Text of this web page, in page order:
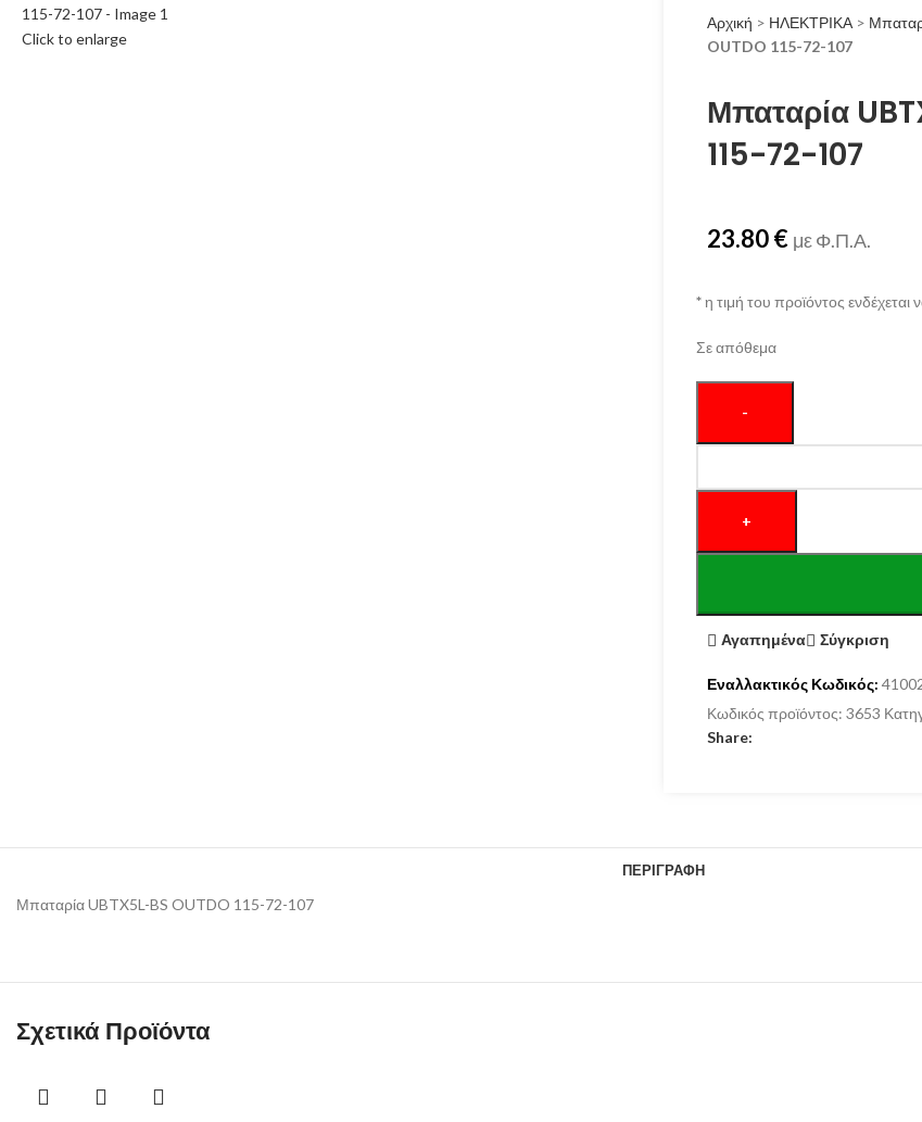
Click to enlarge
Αρχική > ΗΛΕΚΤΡΙΚΑ >
OUTDO 115-72-107
Μπαταρία
115-72-107
23.80€ με Φ.Π.Α.
*η τιμή του προϊόντος ενδέχεται
Σε απόθεμα
Αγαπημένα Σύγκριση
Εναλλακτικός Κωδικός:
Κωδικός προϊόντος: 3653
Share:
ΠΕΡΙΓΡΑΦΉ
Μπαταρία UBTX5L-BS OUTDO 115-72-107
Σχετικά Προϊόντα